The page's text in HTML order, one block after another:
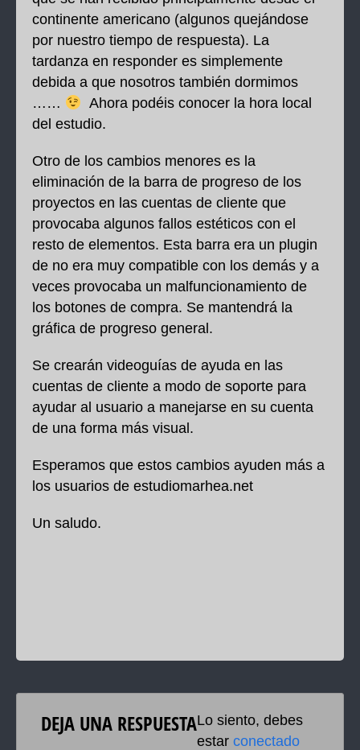
continente americano (algunos quejándose
por nuestro tiempo de respuesta). La
tardanza en responder es simplemente
debida a que nosotros también dormimos
……
Ahora podéis conocer la hora local
del estudio.
Otro de los cambios menores es la
eliminación de la barra de progreso de los
proyectos en las cuentas de cliente que
provocaba algunos fallos estéticos con el
resto de elementos. Esta barra era un plugin
de no era muy compatible con los demás y a
veces provocaba un malfuncionamiento de
los botones de compra. Se mantendrá la
gráfica de progreso general.
Se crearán videoguías de ayuda en las
cuentas de cliente a modo de soporte para
ayudar al usuario a manejarse en su cuenta
de una forma más visual.
Esperamos que estos cambios ayuden más a
los usuarios de estudiomarhea.net
Un saludo.
DEJA UNA RESPUESTALo siento, debes
estar conectado